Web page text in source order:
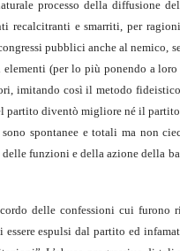
processo della diffusione
recalcitranti e smarriti, per
pubblici anche al nemico,
(per lo più ponendo a
imitando così il metodo
partito diventò migliore né il
spontanee e totali ma non
funzioni e della azione della
delle confessioni cui furono
espulsi dal partito ed